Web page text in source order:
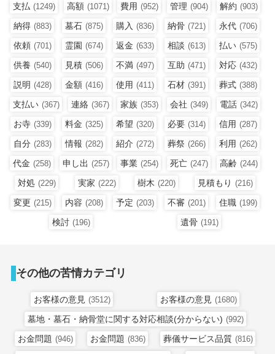
支払 (1249) 高額 (1071) 費用 (952) 管理 (904) 解約 (903)
納得 (883) 墓石 (875) 購入 (836) 納骨 (721) 永代 (706)
依頼 (701) 霊園 (674) 返金 (633) 相談 (613) 払い (575)
供養 (540) 見積 (506) 不満 (497) 互助 (471) 対応 (432)
説明 (428) 金額 (416) 使用 (411) 石材 (391) 葬式 (388)
支払い (367) 連絡 (367) 家族 (353) 会社 (349) 電話 (342)
お寺 (339) 料金 (325) 希望 (320) 必要 (314) 信用 (287)
自分 (283) 情報 (282) 紹介 (272) 葬祭 (266) 利用 (262)
代金 (258) 申し出 (257) 事業 (254) 死亡 (247) 高齢 (244)
対処 (229) 実家 (222) 樹木 (220) 見積もり (216)
変更 (215) 内容 (208) 予定 (203) 不審 (201) 住職 (199)
検討 (196) 遺骨 (191)
その他の苦情カテゴリ
お客様の意見 (3512) お客様の意見 (1680)
墓地・墓石・納骨堂に関する対応相談(分からない) (992)
お金問題 (946) お金問題 (836) 葬儀サービス品質 (816)